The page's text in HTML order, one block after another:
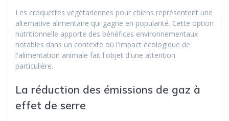
Les croquettes végétariennes pour chiens représentent une
alternative alimentaire qui gagne en popularité. Cette option
nutritionnelle apporte des bénéfices environnementaux
notables dans un contexte où l'impact écologique de
l'alimentation animale fait l'objet d'une attention
particulière.
La réduction des émissions de gaz à
effet de serre